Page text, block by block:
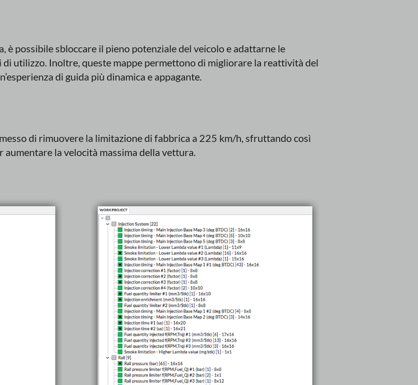
è possibile sbloccare il pieno potenziale del veicolo e adattarne le
utilizzo. Inoltre, queste mappe permettono di migliorare la reattività del
di guida più dinamica e appagante.
di rimuovere la limitazione di fabbrica a 225 km/h, sfruttando così
aumentare la velocità massima della vettura.